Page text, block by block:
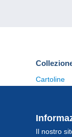
Il nostro
Cartoline
Altre